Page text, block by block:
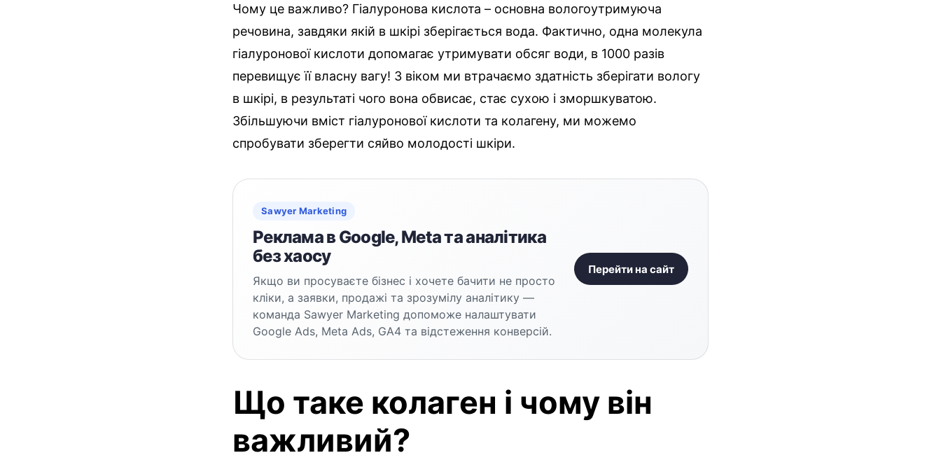
Чому це важливо? Гіалуронова кислота – основна вологоутримуюча
речовина, завдяки якій в шкірі зберігається вода. Фактично, одна молекула
гіалуронової кислоти допомагає утримувати обсяг води, в 1000 разів
перевищує її власну вагу! З віком ми втрачаємо здатність зберігати вологу
в шкірі, в результаті чого вона обвисає, стає сухою і зморшкуватою.
Збільшуючи вміст гіалуронової кислоти та колагену, ми можемо
спробувати зберегти сяйво молодості шкіри.
Sawyer Marketing
Реклама в Google, Meta та аналітика
без хаосу
Якщо ви просуваєте бізнес і хочете бачити не просто
кліки, а заявки, продажі та зрозумілу аналітику —
команда Sawyer Marketing допоможе налаштувати
Google Ads, Meta Ads, GA4 та відстеження конверсій.
Перейти на сайт
Що таке колаген і чому він
важливий?